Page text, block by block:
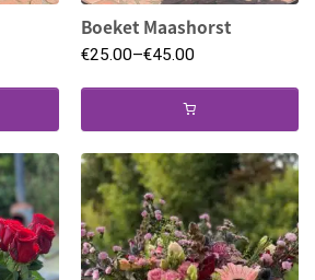
Boeket Maashorst
€25.00–€45.00